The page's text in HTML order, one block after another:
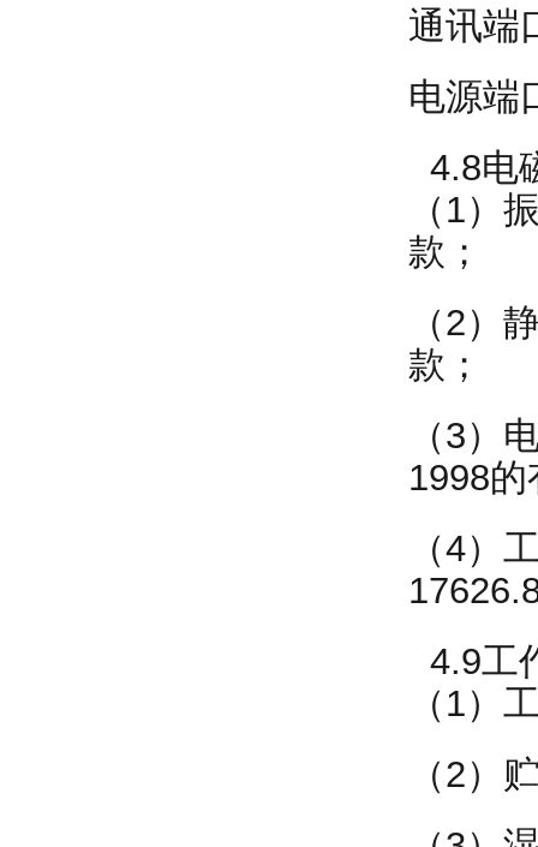
通讯端
电源端
4.8电
（1）
款；
（2）
款；
（3）
1998
（4）
4.9工
（1）
（2）